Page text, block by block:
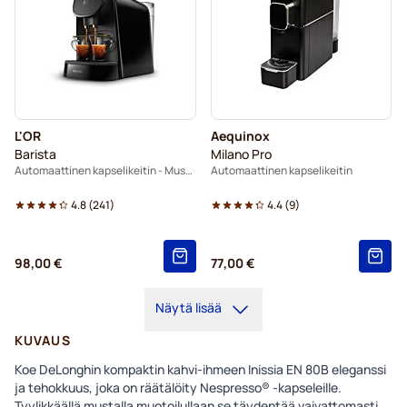
L'OR
Barista
Automaattinen kapselikeitin - Musta
4.8(241)
98,00 €
Aequinox
Milano Pro
Automaattinen kapselikeitin
4.4(9)
77,00 €
Näytä lisää
KUVAUS
Koe DeLonghin kompaktin kahvi-ihmeen Inissia EN 80B eleganssi
ja tehokkuus, joka on räätälöity Nespresso® -kapseleille.